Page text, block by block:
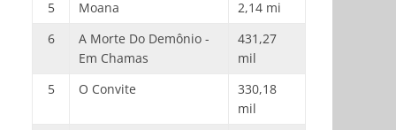
5
Moana
2,14 mi
6
A Morte Do Demônio -
Em Chamas
431,27
mil
5
O Convite
330,18
mil